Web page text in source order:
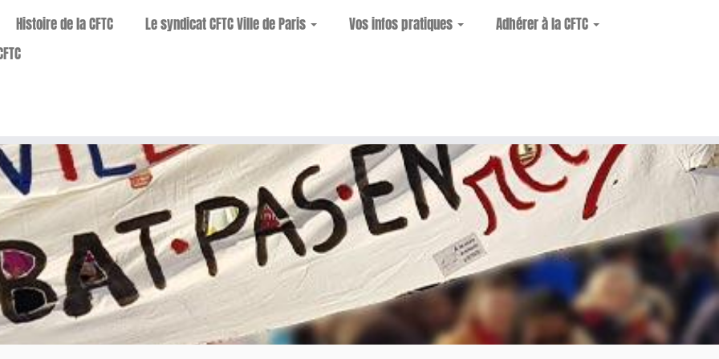
Histoire de la CFTC Le syndicat CFTC Ville de Paris Vos infos pratiques
Adhérer à la CFTC